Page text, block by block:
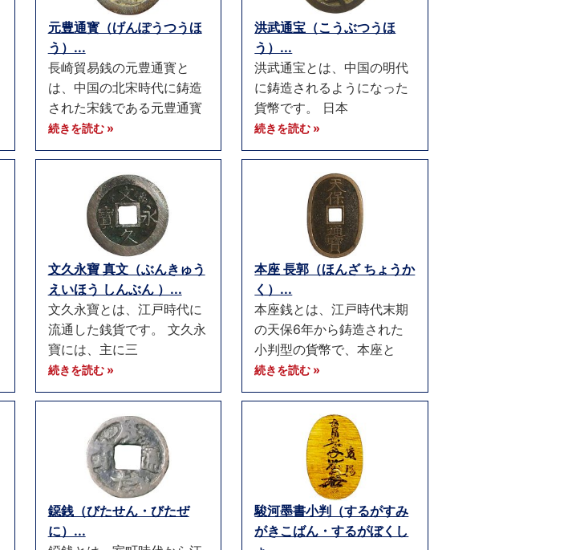
元豊通寳（げんぽうつうほ
う）...
長崎貿易銭の元豊通寳と
は、中国の北宋時代に鋳造
された宋銭である元豊通寳
続きを読む »
洪武通宝（こうぶつうほ
う）...
洪武通宝とは、中国の明代
に鋳造されるようになった
貨幣です。 日本
続きを読む »
文久永寶 真文（ぶんきゅう
えいほう しんぶん ）...
文久永寶とは、江戸時代に
流通した銭貨です。 文久永
寶には、主に三
続きを読む »
本座 長郭（ほんざ ちょうか
く）...
本座銭とは、江戸時代末期
の天保6年から鋳造された
小判型の貨幣で、本座と
続きを読む »
鐚銭（びたせん・びたぜ
に）...
駿河墨書小判（するがすみ
がきこばん・するがぼくし